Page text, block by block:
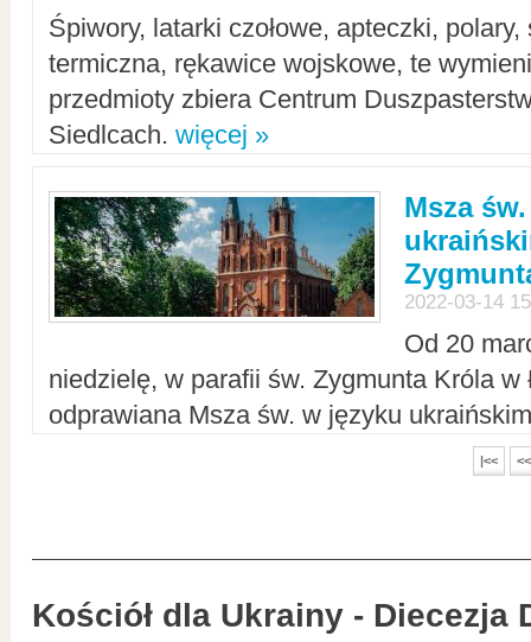
Śpiwory, latarki czołowe, apteczki,
termiczna, rękawice wojskowe, te
przedmioty zbiera Centrum
Siedlcach. więcej »
Msza
2022-03-14
Od 20
niedzielę, w parafii św. Zygmunta Króla w
odprawiana Msza św. w języku
|<< <<
Kościół dla Ukrainy - Diecezja